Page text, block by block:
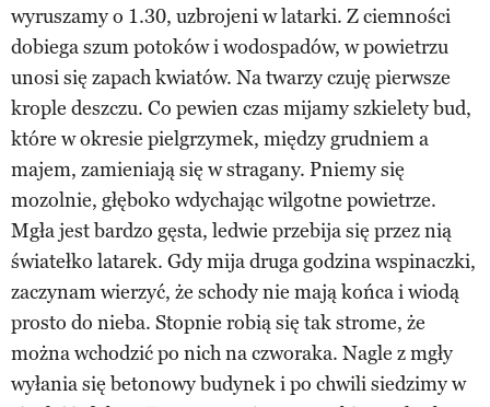
wyruszamy o 1.30, uzbrojeni w latarki. Z ciemności
dobiega szum potoków i wodospadów, w powietrzu
unosi się zapach kwiatów. Na twarzy czuję pierwsze
krople deszczu. Co pewien czas mijamy szkielety bud,
które w okresie pielgrzymek, między grudniem a
majem, zamieniają się w stragany. Pniemy się
mozolnie, głęboko wdychając wilgotne powietrze.
Mgła jest bardzo gęsta, ledwie przebija się przez nią
światełko latarek. Gdy mija druga godzina wspinaczki,
zaczynam wierzyć, że schody nie mają końca i wiodą
prosto do nieba. Stopnie robią się tak strome, że
można wchodzić po nich na czworaka. Nagle z mgły
wyłania się betonowy budynek i po chwili siedzimy w